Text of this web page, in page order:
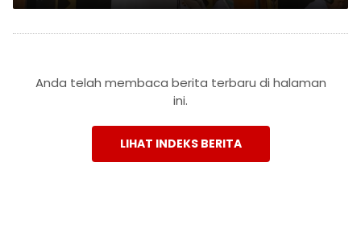
Anda telah membaca berita terbaru di halaman
ini.
LIHAT INDEKS BERITA